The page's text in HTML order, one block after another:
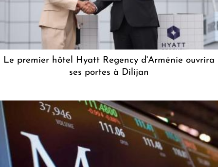
Le premier hôtel Hyatt Regency d'Arménie ouvrira
ses portes à Dilijan